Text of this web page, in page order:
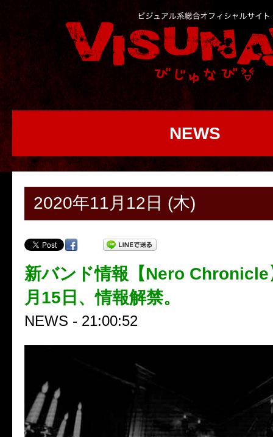
NEWS
2020年11月12日 (木)
新バンド情報【Nero Chronicle
月15日、情報解禁。
NEWS - 21:00:52